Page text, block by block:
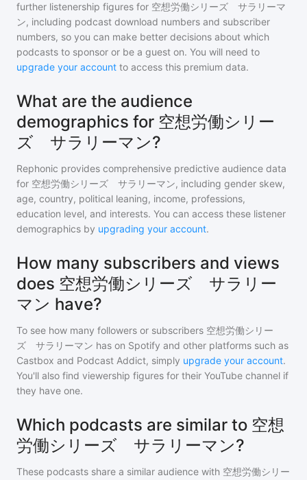
further listenership figures for 空想労働シリーズ サラリーマ
ン, including podcast download numbers and subscriber
numbers, so you can make better decisions about which
podcasts to sponsor or be a guest on. You will need to
upgrade your account to access this premium data.
What are the audience
demographics for 空想労働シリー
ズ サラリーマン?
Rephonic provides comprehensive predictive audience data
for 空想労働シリーズ サラリーマン, including gender skew,
age, country, political leaning, income, professions,
education level, and interests. You can access these listener
demographics by upgrading your account.
How many subscribers and views
does 空想労働シリーズ サラリー
マン have?
To see how many followers or subscribers 空想労働シリー
ズ サラリーマン has on Spotify and other platforms such as
Castbox and Podcast Addict, simply upgrade your account.
You'll also find viewership figures for their YouTube channel if
they have one.
Which podcasts are similar to 空想
労働シリーズ サラリーマン?
These podcasts share a similar audience with 空想労働シリー